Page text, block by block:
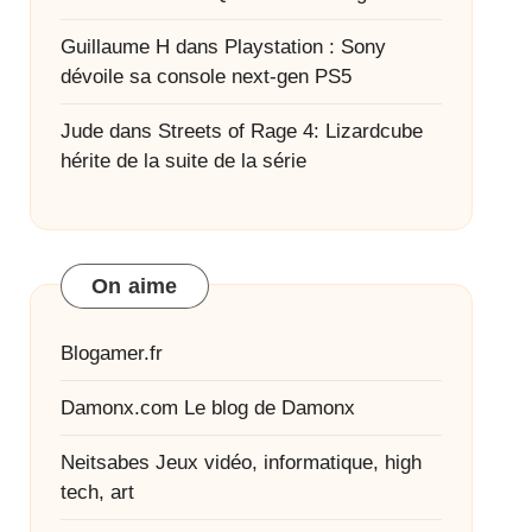
Guillaume H dans Playstation : Sony
dévoile sa console next-gen PS5
Judedans Streets of Rage 4: Lizardcube
hérite de la suite de la série
On aime
Blogamer.fr
Damonx.com Le blog de Damonx
Neitsabes Jeux vidéo, informatique, high
tech, art